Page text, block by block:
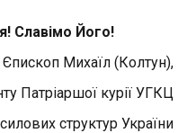
Славімо Його!
Єпископ Михаїл (Колтун),
Патріаршої курії УГКЦ
структур України